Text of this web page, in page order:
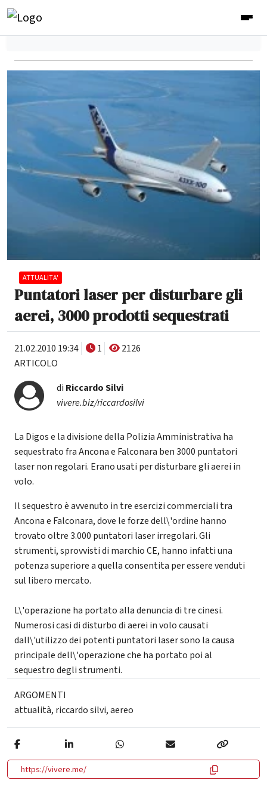
ATTUALITA'
Puntatori laser per disturbare gli
aerei, 3000 prodotti sequestrati
21.02.2010 19:34 1
2126
ARTICOLO
di Riccardo Silvi
vivere.biz/riccardosilvi
La Digos e la divisione della Polizia Amministrativa ha
sequestrato fra Ancona e Falconara ben 3000 puntatori
laser non regolari. Erano usati per disturbare gli aerei in
volo.
Il sequestro è avvenuto in tre esercizi commerciali tra
Ancona e Falconara, dove le forze dell\'ordine hanno
trovato oltre 3.000 puntatori laser irregolari. Gli
strumenti, sprovvisti di marchio CE, hanno infatti una
potenza superiore a quella consentita per essere venduti
sul libero mercato.
L\'operazione ha portato alla denuncia di tre cinesi.
Numerosi casi di disturbo di aerei in volo causati
dall\'utilizzo dei potenti puntatori laser sono la causa
principale dell\'operazione che ha portato poi al
sequestro degli strumenti.
ARGOMENTI
attualità, riccardo silvi,aereo
https://vivere.me/